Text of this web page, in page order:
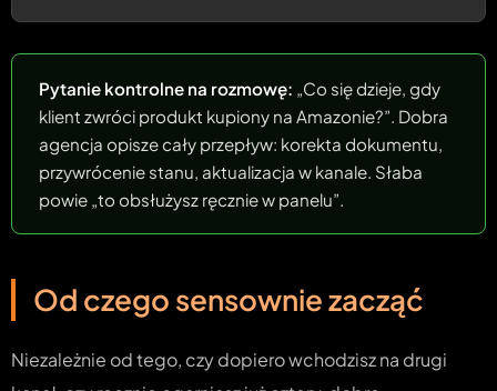
Pytanie kontrolne na rozmowę: „Co się dzieje, gdy
klient zwróci produkt kupiony na Amazonie?”. Dobra
agencja opisze cały przepływ: korekta dokumentu,
przywrócenie stanu, aktualizacja w kanale. Słaba
powie „to obsłużysz ręcznie w panelu”.
Od czego sensownie zacząć
Niezależnie od tego, czy dopiero wchodzisz na drugi